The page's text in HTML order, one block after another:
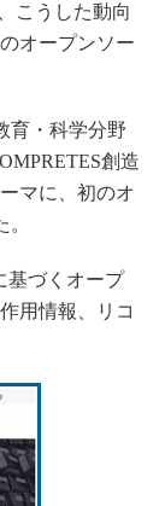
こうした動向
オープンソー
育・科学分野
創造
マに、初のオ
基づくオープ
用情報、リコ